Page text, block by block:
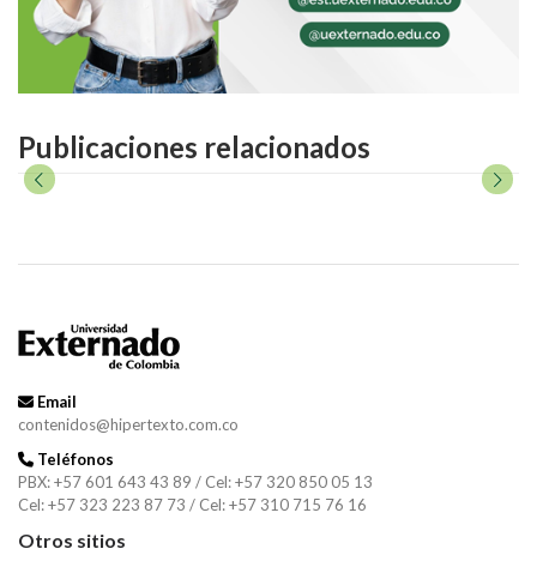
Publicaciones relacionados
Email
contenidos@hipertexto.com.co
Teléfonos
PBX: +57 601 643 43 89 / Cel: +57 320 850 05 13
Cel: +57 323 223 87 73 / Cel: +57 310 715 76 16
Otros sitios